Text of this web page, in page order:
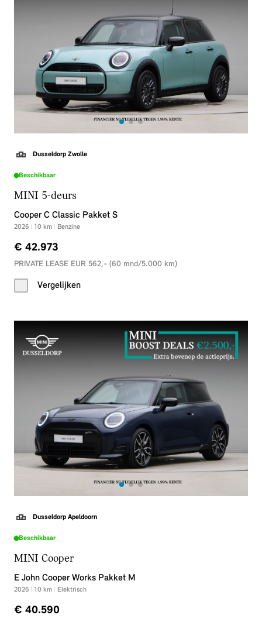
Dusseldorp Zwolle
Beschikbaar
MINI 5-deurs
Cooper C Classic Pakket S
2026 10 km Benzine
€ 42.973
PRIVATE LEASE EUR 562,- (60 mnd/5.000 km)
Vergelijken
Dusseldorp Apeldoorn
Beschikbaar
MINI Cooper
E John Cooper Works Pakket M
2026 10 km Elektrisch
€ 40.590